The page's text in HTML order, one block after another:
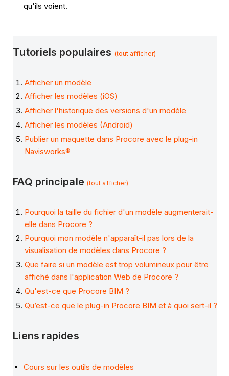
qu'ils voient.
Tutoriels populaires (tout afficher)
Afficher un modèle
Afficher les modèles (iOS)
Afficher l'historique des versions d'un modèle
Afficher les modèles (Android)
Publier un maquette dans Procore avec le plug-in
Navisworks®
FAQ principale (tout afficher)
Pourquoi la taille du fichier d'un modèle augmenterait-
elle dans Procore ?
Pourquoi mon modèle n'apparaît-il pas lors de la
visualisation de modèles dans Procore ?
Que faire si un modèle est trop volumineux pour être
affiché dans l'application Web de Procore ?
Qu'est-ce que Procore BIM ?
Qu’est-ce que le plug-in Procore BIM et à quoi sert-il ?
Liens rapides
Cours sur les outils de modèles